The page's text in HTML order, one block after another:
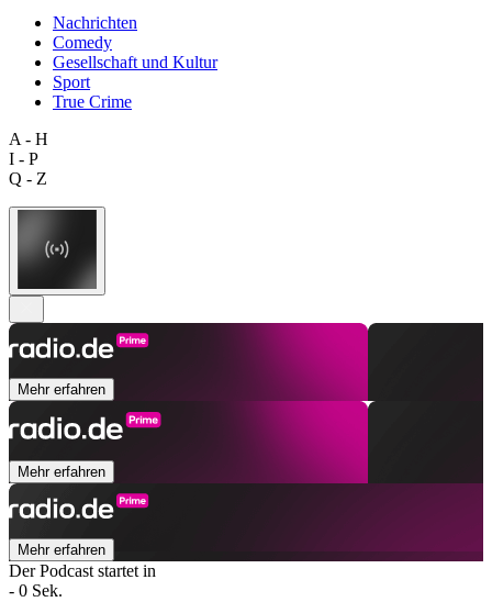
Nachrichten
Comedy
Gesellschaft und Kultur
Sport
True Crime
A - H
I - P
Q - Z
Mehr erfahren
Mehr erfahren
Mehr erfahren
Der Podcast startet in
- 0 Sek.